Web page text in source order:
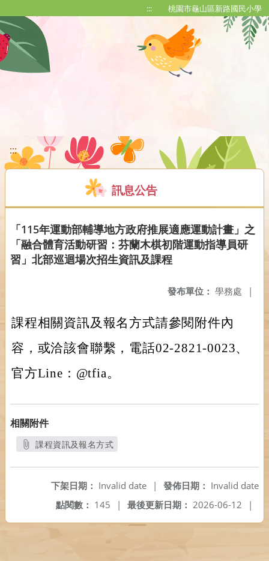
::: 桃園市龜山區新路國民小學
:::
訊息公告
「115年運動部輔導地方政府推展適應運動計畫」之
「融合體育活動研習：芬蘭木棋初階運動指導員研
習」北部巡迴場次招生資訊及課程
發布單位： 學務處 |
課程相關資訊及報名方式請參閱附件內
容，或洽該會聯繫，電話02-2821-0023、
官方Line：@tfia。
相關附件
課程資訊及報名方式
發佈日期： Invalid date
下架日期： Invalid date
|
最後更新日期： 2026-06-12 |
點閱數： 145 |